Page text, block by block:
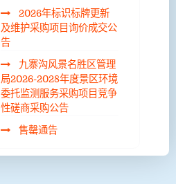
2026年标识标牌更新
及维护采购项目询价成交公
告
九寨沟风景名胜区管理
局2026-2028年度景区环境
委托监测服务采购项目竞争
性磋商采购公告
售罄通告